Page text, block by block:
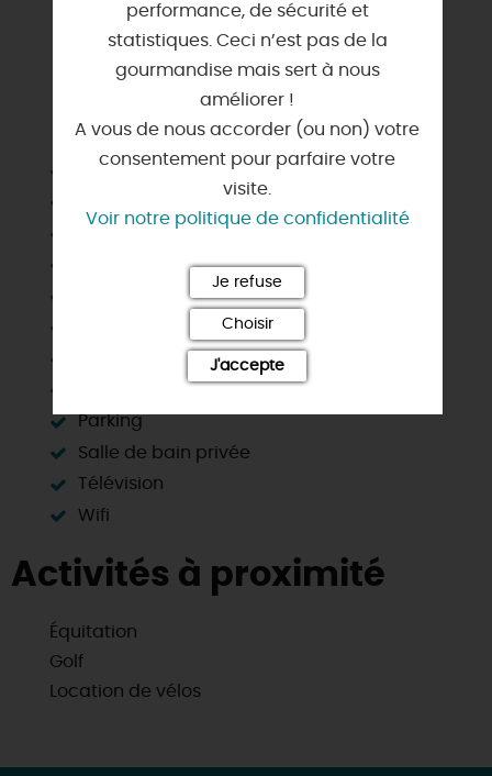
SERVICES & ÉQUIPEMENTS
Cafetière
Congélateur
Draps et linges compris
Lave linge privatif
Lave vaisselle
Micro-ondes
Parking
Salle de bain privée
Télévision
Wifi
Activités à proximité
Équitation
Golf
Location de vélos
performance, de sécurité et
statistiques. Ceci n’est pas de la
gourmandise mais sert à nous
améliorer !
A vous de nous accorder (ou non) votre
consentement pour parfaire votre
visite.
Voir notre politique de confidentialité
Je refuse
Choisir
J'accepte